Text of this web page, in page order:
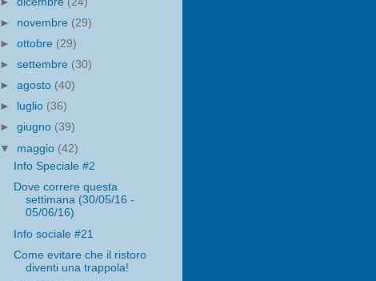
► novembre (29)
►ottobre (29)
►settembre (30)
►agosto (40)
►
luglio (36)
►giugno (39)
▼ maggio (42)
Info Speciale #2
Dove correre questa
settimana (30/05/16 -
05/06/16)
Info sociale #21
Come evitare che il ristoro
diventi una trappola!